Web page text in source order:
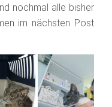
nochmal alle bisher
im nächsten Post